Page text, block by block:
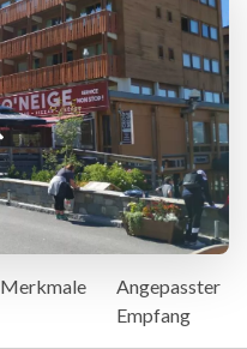
Merkmale
Angepasster
Empfang